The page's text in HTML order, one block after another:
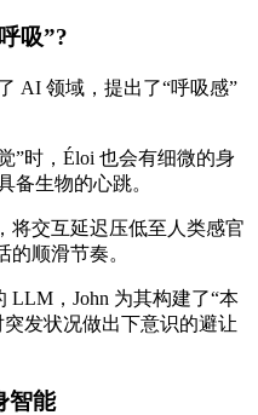
吸”?
AI 领域，提出了“呼吸感”
”时，Éloi 也会有细微的身
备生物的心跳。
将交互延迟压低至人类感官
的顺滑节奏。
LLM，John 为其构建了“本
发状况做出下意识的避让
智能